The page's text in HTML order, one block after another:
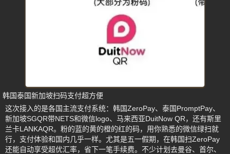
韩国泰国新加坡扫码支付超方便
这次接入的是各国主流支付系统：韩国ZeroPay、泰国PromptPay、
新加坡SGQR带NETS和微信logo、马来西亚DuitNow QR，还有斯里
兰卡LANKAQR。粉的蓝的黄的橙的红的码，用你熟悉的微信绿扫就
行，支付体验和国内几乎一样。尤其是五一假期，在韩国扫ZeroPay
还能自动享受超优汇率，省下一笔手续费。不少计划去曼谷、首尔、